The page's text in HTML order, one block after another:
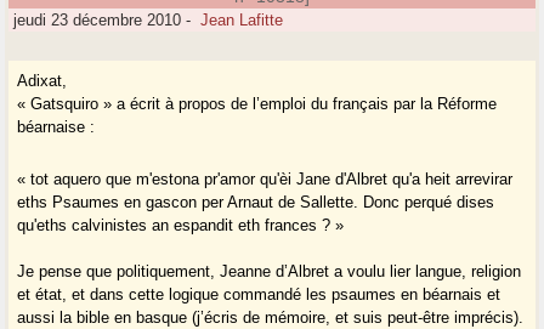
jeudi 23 décembre 2010 - Jean Lafitte
Adixat,
« Gatsquiro » a écrit à propos de l’emploi du français par la Réforme
béarnaise :
« tot aquero que m'estona pr'amor qu'èi Jane d'Albret qu'a heit arrevirar
eths Psaumes en gascon per Arnaut de Sallette. Donc perqué dises
qu'eths calvinistes an espandit eth frances ? »
Je pense que politiquement, Jeanne d’Albret a voulu lier langue, religion
et état, et dans cette logique commandé les psaumes en béarnais et
aussi la bible en basque (j’écris de mémoire, et suis peut-être imprécis).